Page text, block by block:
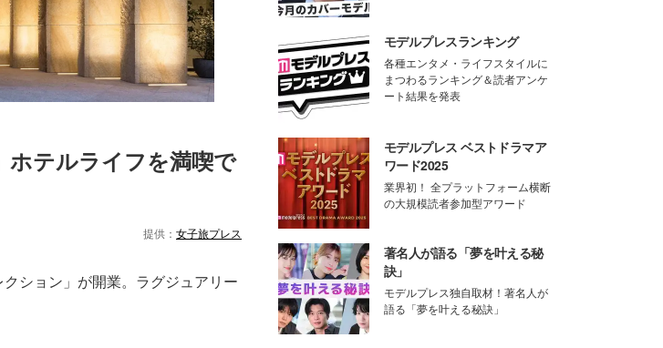
ホテルライフを満喫で
提供： 女子旅プレス
ション」が開業。ラグジュアリー
モデルプレスランキング
各種エンタメ・ライフスタイルに
まつわるランキング＆読者アンケ
ート結果を発表
モデルプレス ベストドラマア
ワード2025
業界初！ 全プラットフォーム横断
の大規模読者参加型アワード
著名人が語る「夢を叶える秘
訣」
モデルプレス独自取材！著名人が
語る「夢を叶える秘訣」